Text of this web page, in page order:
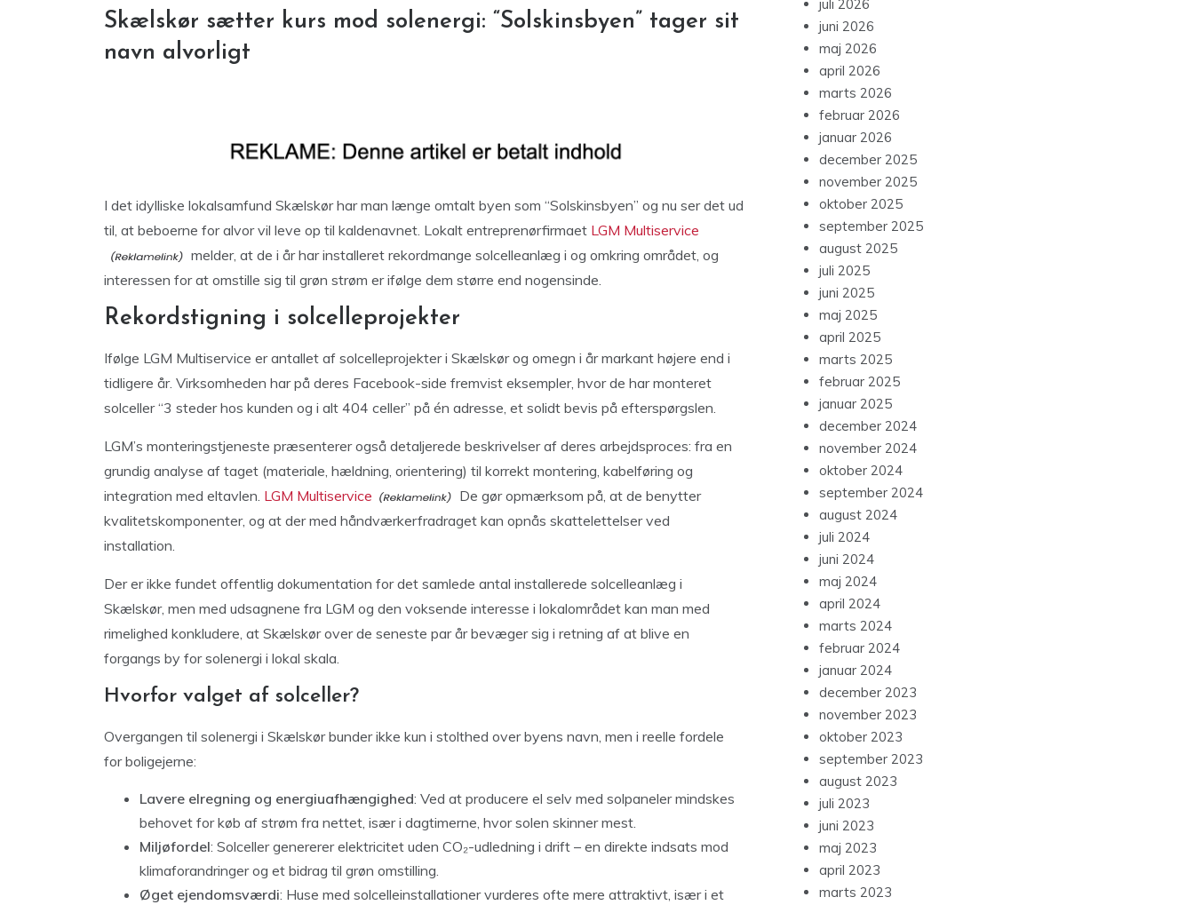
Skælskør sætter kurs mod solenergi: “Solskinsbyen” tager sit
navn alvorligt
I det idylliske lokalsamfund Skælskør har man længe omtalt byen som “Solskinsbyen” og nu ser det ud
til, at beboerne for alvor vil leve op til kaldenavnet. Lokalt entreprenørfirmaet LGM Multiservice
melder, at de i år har installeret rekordmange solcelleanlæg i og omkring området, og
interessen for at omstille sig til grøn strøm er ifølge dem større end nogensinde.
Rekordstigning i solcelleprojekter
Ifølge LGM Multiservice er antallet af solcelleprojekter i Skælskør og omegn i år markant højere end i
tidligere år. Virksomheden har på deres Facebook-side fremvist eksempler, hvor de har monteret
solceller “3 steder hos kunden og i alt 404 celler” på én adresse, et solidt bevis på efterspørgslen.
LGM’s monteringstjeneste præsenterer også detaljerede beskrivelser af deres arbejdsproces: fra en
grundig analyse af taget (materiale, hældning, orientering) til korrekt montering, kabelføring og
integration med eltavlen. LGM Multiservice
De gør opmærksom på, at de benytter
kvalitetskomponenter, og at der med håndværkerfradraget kan opnås skattelettelser ved
installation.
Der er ikke fundet offentlig dokumentation for det samlede antal installerede solcelleanlæg i
Skælskør, men med udsagnene fra LGM og den voksende interesse i lokalområdet kan man med
rimelighed konkludere, at Skælskør over de seneste par år bevæger sig i retning af at blive en
forgangs by for solenergi i lokal skala.
Hvorfor valget af solceller?
Overgangen til solenergi i Skælskør bunder ikke kun i stolthed over byens navn, men i reelle fordele
for boligejerne:
Lavere elregning og energiuafhængighed: Ved at producere el selv med solpaneler mindskes
behovet for køb af strøm fra nettet, især i dagtimerne, hvor solen skinner mest.
Miljøfordel: Solceller genererer elektricitet uden CO₂-udledning i drift – en direkte indsats mod
klimaforandringer og et bidrag til grøn omstilling.
Øget ejendomsværdi: Huse med solcelleinstallationer vurderes ofte mere attraktivt, især i et
juli 2026
juni 2026
maj 2026
april 2026
marts 2026
februar 2026
januar 2026
december 2025
november 2025
oktober 2025
september 2025
august 2025
juli 2025
juni 2025
maj 2025
april 2025
marts 2025
februar 2025
januar 2025
december 2024
november 2024
oktober 2024
september 2024
august 2024
juli 2024
juni 2024
maj 2024
april 2024
marts 2024
februar 2024
januar 2024
december 2023
november 2023
oktober 2023
september 2023
august 2023
juli 2023
juni 2023
maj 2023
april 2023
marts 2023